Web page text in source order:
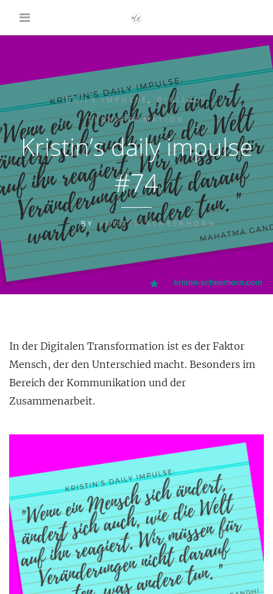
DAILY IMPULSE,DIGITALE
TRANSFORMATION
Kristin’s daily impulse
#74
BYKRISTIN SCHEERHORN
In der Digitalen Transformation ist es der Faktor
Mensch, der den Unterschied macht. Besonders im
Bereich der Kommunikation und der
Zusammenarbeit.